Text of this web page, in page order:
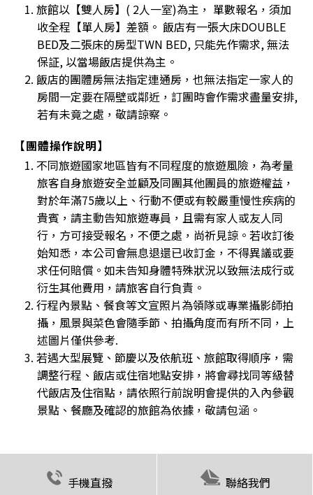
1. 旅館以【雙人房】( 2人一室)為主， 單數報名，須加
收全程【單人房】差額。 飯店有一張大床DOUBLE
BED及二張床的房型TWN BED, 只能先作需求, 無法
保証, 以當場飯店提供為主。
2. 飯店的團體房無法指定連通房，也無法指定一家人的
房間一定要在隔壁或鄰近，訂團時會作需求盡量安排,
若有未竟之處，敬請諒察。
【團體操作說明】
1. 不同旅遊國家地區皆有不同程度的旅遊風險，為考量
旅客自身旅遊安全並顧及同團其他團員的旅遊權益，
對於年滿75歲以上、行動不便或有較嚴重慢性疾病的
貴賓，請主動告知旅遊專員，且需有家人或友人同
行，方可接受報名，不便之處，尚祈見諒。若收訂後
始知悉，本公司會無息退還已收訂金，不得異議或要
求任何賠償。如未告知身體特殊狀況以致無法成行或
衍生其他費用，請旅客自行負責。
2. 行程內景點、餐食等文宣照片為領隊或專業攝影師拍
攝，風景與菜色會隨季節、拍攝角度而有所不同，上
述圖片僅供參考.
3. 若遇大型展覽、節慶以及依航班、旅館取得順序，需
調整行程、飯店或住宿地點安排，將會尋找同等級替
代飯店及住宿點，請依照行前說明會提供的入內參觀
景點、餐廳及確認的旅館為依據，敬請包涵。
手機直撥 聯絡我們